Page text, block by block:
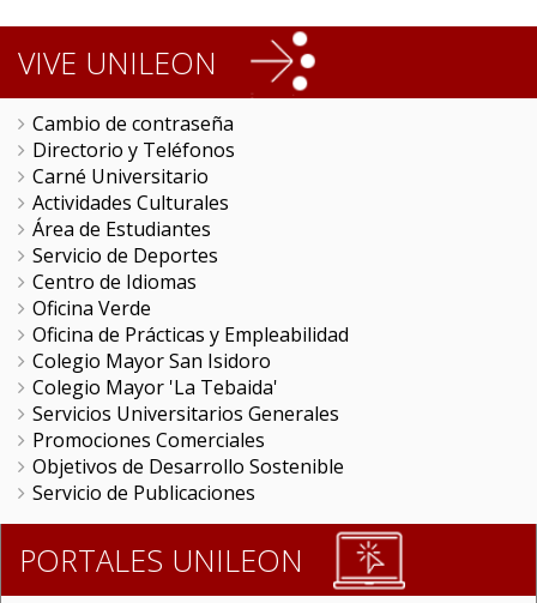
DEFINIR
LA
COMPETITIVIDAD
DE
LAS
INSTITUCIONES
DE
EDUCACION
SUPERIOR"
VIVE UNILEON
Cambio de contraseña
Directorio y Teléfonos
Carné Universitario
Actividades Culturales
Área de Estudiantes
Servicio de Deportes
Centro de Idiomas
Oficina Verde
Oficina de Prácticas y Empleabilidad
Colegio Mayor San Isidoro
Colegio Mayor 'La Tebaida'
Servicios Universitarios Generales
Promociones Comerciales
Objetivos de Desarrollo Sostenible
Servicio de Publicaciones
PORTALES UNILEON